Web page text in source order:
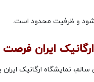
و ظرفیت محدود است.
ایران
نمایشگاه ارگانیک